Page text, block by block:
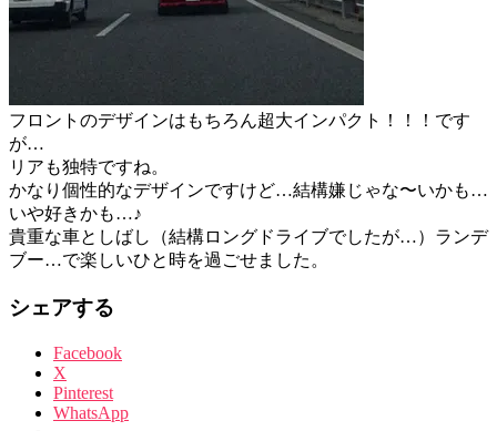
フロントのデザインはもちろん超大インパクト！！！です
が…
リアも独特ですね。
かなり個性的なデザインですけど…結構嫌じゃな〜いかも…
いや好きかも…♪
貴重な車としばし（結構ロングドライブでしたが…）ランデ
ブー…で楽しいひと時を過ごせました。
シェアする
Facebook
X
Pinterest
WhatsApp